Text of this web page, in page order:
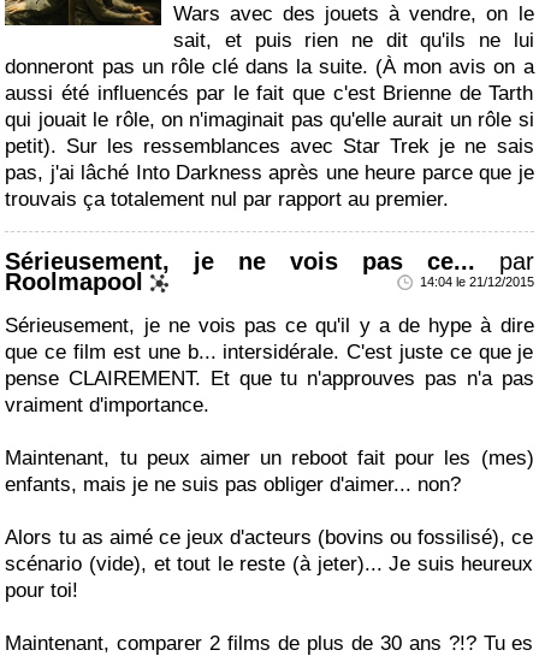
Wars avec des jouets à vendre, on le
sait, et puis rien ne dit qu'ils ne lui
donneront pas un rôle clé dans la suite. (À mon avis on a
aussi été influencés par le fait que c'est Brienne de Tarth
qui jouait le rôle, on n'imaginait pas qu'elle aurait un rôle si
petit). Sur les ressemblances avec Star Trek je ne sais
pas, j'ai lâché Into Darkness après une heure parce que je
trouvais ça totalement nul par rapport au premier.
Sérieusement, je ne vois pas ce... par
Roolmapool 14:04 le 21/12/2015
Sérieusement, je ne vois pas ce qu'il y a de hype à dire
que ce film est une b... intersidérale. C'est juste ce que je
pense CLAIREMENT. Et que tu n'approuves pas n'a pas
vraiment d'importance.
Maintenant, tu peux aimer un reboot fait pour les (mes)
enfants, mais je ne suis pas obliger d'aimer... non?
Alors tu as aimé ce jeux d'acteurs (bovins ou fossilisé), ce
scénario (vide), et tout le reste (à jeter)... Je suis heureux
pour toi!
Maintenant, comparer 2 films de plus de 30 ans ?!? Tu es